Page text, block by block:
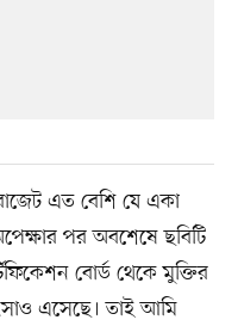
এত বেশি যে একা
পর অবশেষে ছবিটি
বোর্ড থেকে মুক্তির
এসেছে। তাই আমি